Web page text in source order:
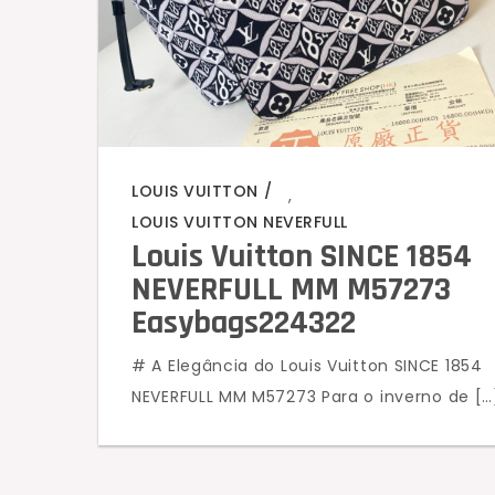
LOUIS VUITTON
,
LOUIS VUITTON NEVERFULL
Louis Vuitton SINCE 1854
NEVERFULL MM M57273
Easybags224322
# A Elegância do Louis Vuitton SINCE 1854
NEVERFULL MM M57273 Para o inverno de